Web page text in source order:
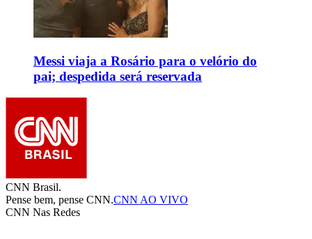
Messi viaja a Rosário para o velório do
pai; despedida será reservada
CNN Brasil.
Pense bem, pense CNN.CNN AO VIVO
CNN Nas Redes